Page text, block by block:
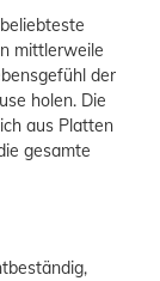
mittlerweile
der
holen. Die
aus Platten
gesamte